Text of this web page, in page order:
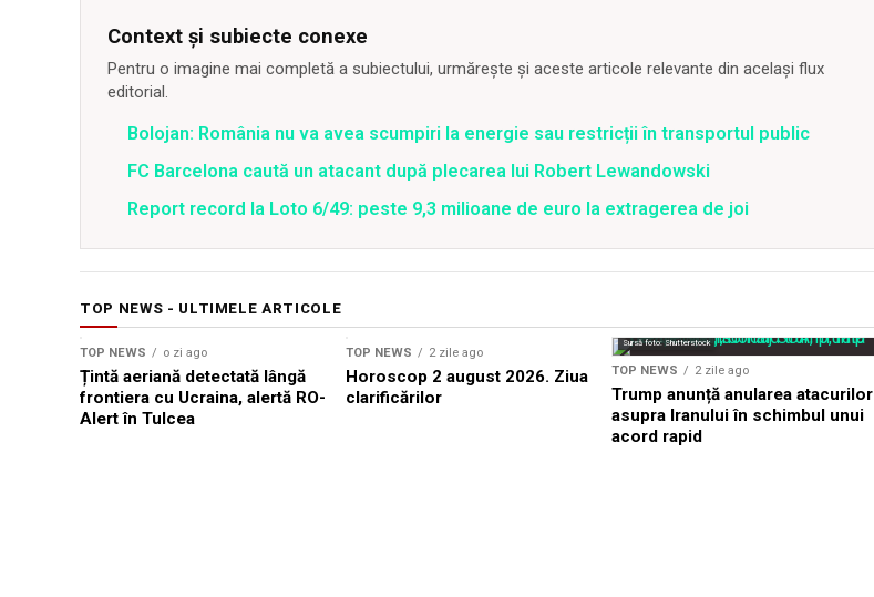
Context și subiecte conexe
Pentru o imagine mai completă a subiectului, urmărește și aceste articole relevante din același flux
editorial.
Bolojan: România nu va avea scumpiri la energie sau restricții în transportul public
FC Barcelona caută un atacant după plecarea lui Robert Lewandowski
Report record la Loto 6/49: peste 9,3 milioane de euro la extragerea de joi
TOP NEWS - ULTIMELE ARTICOLE
TOP NEWS o zi ago
Țintă aeriană detectată lângă
frontiera cu Ucraina, alertă RO-
Alert în Tulcea
TOP NEWS 2 zile ago
Horoscop 2 august 2026. Ziua
clarificărilor
Sursă foto: Shutterstock
TOP NEWS 2 zile ago
Trump anunță anularea atacurilor
asupra Iranului în schimbul unui
acord rapid